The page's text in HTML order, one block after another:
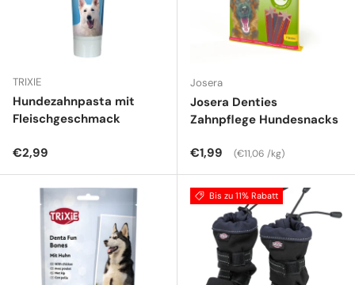
TRIXIE
Hundezahnpasta mit
Fleischgeschmack
Normaler Preis
€2,99
Josera
Josera Denties
Zahnpflege Hundesnacks
Normaler Preis
€1,99 Grundpreis
€11,06 /kg
Bis zu 11% Rabatt